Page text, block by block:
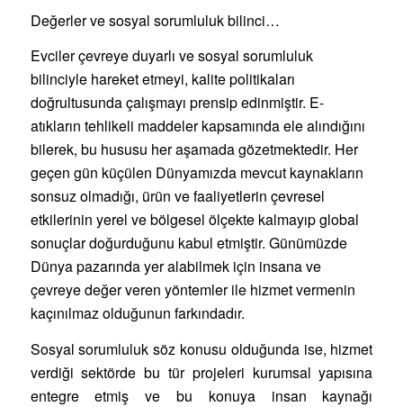
Değerler ve sosyal sorumluluk bilinci…
Evciler çevreye duyarlı ve sosyal sorumluluk
bilinciyle hareket etmeyi, kalite politikaları
doğrultusunda çalışmayı prensip edinmiştir. E-
atıkların tehlikeli maddeler kapsamında ele alındığını
bilerek, bu hususu her aşamada gözetmektedir. Her
geçen gün küçülen Dünyamızda mevcut kaynakların
sonsuz olmadığı, ürün ve faaliyetlerin çevresel
etkilerinin yerel ve bölgesel ölçekte kalmayıp global
sonuçlar doğurduğunu kabul etmiştir. Günümüzde
Dünya pazarında yer alabilmek için insana ve
çevreye değer veren yöntemler ile hizmet vermenin
kaçınılmaz olduğunun farkındadır.
Sosyal sorumluluk söz konusu olduğunda ise, hizmet
verdiği sektörde bu tür projeleri kurumsal yapısına
entegre etmiş ve bu konuya insan kaynağı